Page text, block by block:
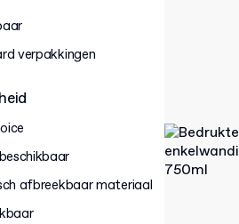
verpakkingen
afbreekbaar materiaal